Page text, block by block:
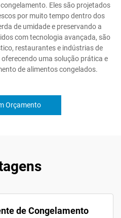
Eles são projetados
por muito tempo dentro dos
de umidade e preservando a
com tecnologia avançada, são
restaurantes e indústrias de
uma solução prática e
de alimentos congelados.
Orçamento
de Congelamento